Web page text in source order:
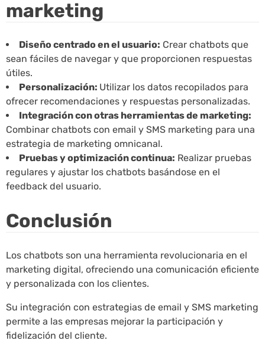
marketing
Diseño centrado en el usuario: Crear chatbots que
sean fáciles de navegar y que proporcionen respuestas
útiles.
Personalización: Utilizar los datos recopilados para
ofrecer recomendaciones y respuestas personalizadas.
Integración con otras herramientas de marketing:
Combinar chatbots con email y SMS marketing para una
estrategia de marketing omnicanal.
Pruebas y optimización continua: Realizar pruebas
regulares y ajustar los chatbots basándose en el
feedback del usuario.
Conclusión
Los chatbots son una herramienta revolucionaria en el
marketing digital, ofreciendo una comunicación eficiente
y personalizada con los clientes.
Su integración con estrategias de email y SMS marketing
permite a las empresas mejorar la participación y
fidelización del cliente.